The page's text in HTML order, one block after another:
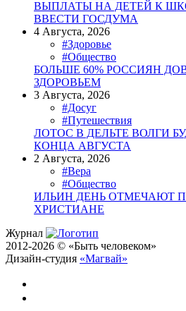
ВЫПЛАТЫ НА ДЕТЕЙ К
ВВЕСТИ ГОСДУМА
4 Августа, 2026
#Здоровье
#Общество
БОЛЬШЕ 60% РОССИЯН
ЗДОРОВЬЕМ
3 Августа, 2026
#Досуг
#Путешествия
ЛОТОС В ДЕЛЬТЕ ВОЛГИ
КОНЦА АВГУСТА
2 Августа, 2026
#Вера
#Общество
ИЛЬИН ДЕНЬ ОТМЕЧАЮТ
ХРИСТИАНЕ
Журнал
2012-2026 © «Быть человеком»
Дизайн-студия «Магвай»